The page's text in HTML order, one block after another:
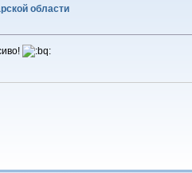
области